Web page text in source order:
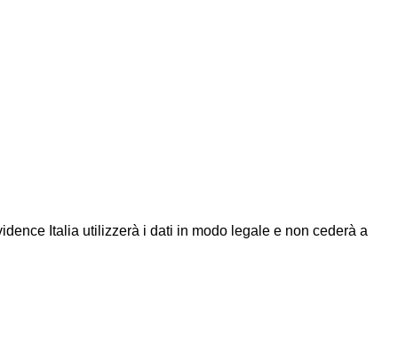
Italia utilizzerà i dati in modo legale e non cederà a